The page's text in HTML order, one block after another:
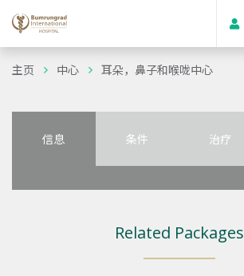
主页 中心 耳朵，鼻子和喉咙中心
信息 条件 治疗
Related Packages